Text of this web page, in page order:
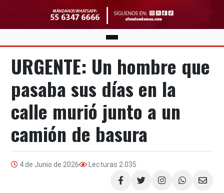
URGENTE: Un hombre que
pasaba sus días en la
calle murió junto a un
camión de basura
4 de Junio de 2026 Lecturas 2.035
Compartir